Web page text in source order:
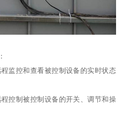
监控和查看被控制设备的实时状态
控制被控制设备的开关、调节和操